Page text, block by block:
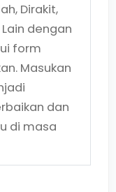
Dirakit,
dengan
form
Masukan
dan
di masa